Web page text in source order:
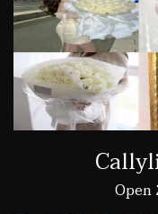
Open